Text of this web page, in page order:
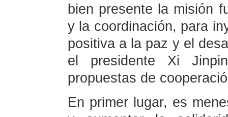
bien presente la misión
y la coordinación, para
positiva a la paz y el
el presidente Xi
propuestas de
En primer lugar, es